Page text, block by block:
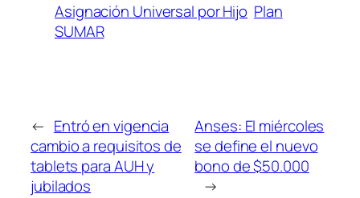
Asignación Universal por Hijo Plan
SUMAR
← Entró en vigencia
cambio a requisitos de
tablets para AUH y
jubilados
Anses: El miércoles
se define el nuevo
bono de $50.000
→